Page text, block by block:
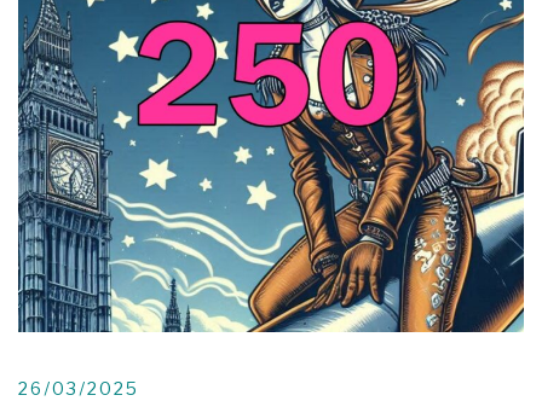
26/03/2025